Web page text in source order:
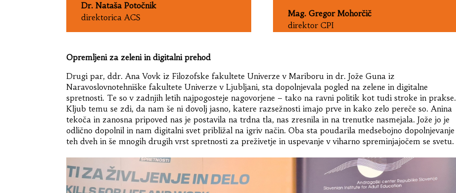
Dr. Nataša Potočnik
direktorica ACS
Mag. Gregor Mohorčič
direktor CPI
Opremljeni za zeleni in digitalni prehod
Drugi par, ddr. Ana Vovk iz Filozofske fakultete Univerze v Mariboru in dr. Jože Guna iz
Naravoslovnotehniške fakultete Univerze v Ljubljani, sta dopolnjevala pogled na zelene in digitalne
spretnosti. Te so v zadnjih letih najpogosteje nagovorjene – tako na ravni politik kot tudi stroke in prakse.
Kljub temu se zdi, da nam še ni dovolj jasno, katere razsežnosti imajo prve in kako zelo pereče so. Anina
tekoča in zanosna pripoved nas je postavila na trdna tla, nas zresnila in na trenutke nasmejala. Jože jo je
odlično dopolnil in nam digitalni svet približal na igriv način. Oba sta poudarila medsebojno dopolnjevanje
teh dveh in še mnogih drugih vrst spretnosti za preživetje in uspevanje v viharno spreminjajočem se svetu.